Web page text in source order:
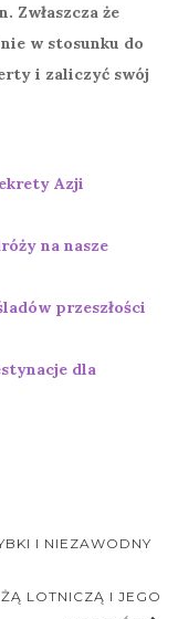
Zwłaszcza że
w stosunku do
i zaliczyć swój
Azji
na nasze
przeszłości
dla
I NIEZAWODNY
LOTNICZĄ I JEGO